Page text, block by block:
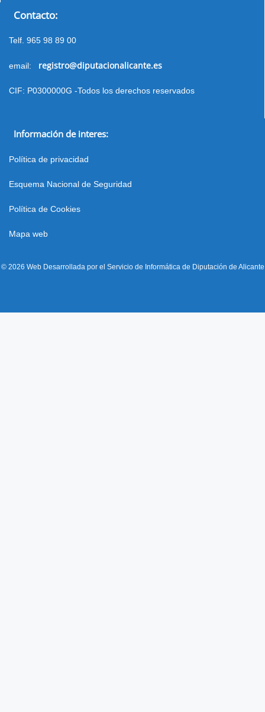
Contacto:
Telf. 965 98 89 00
email: registro@diputacionalicante.es
CIF: P0300000G -Todos los derechos reservados
Información de interes:
Política de privacidad
Esquema Nacional de Seguridad
Política de Cookies
Mapa web
© 2026 Web Desarrollada por el Servicio de Informática de Diputación de Alicante